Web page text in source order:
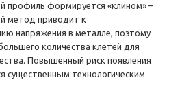
профиль формируется «клином» –
метод приводит к
напряжения в металле, поэтому
количества клетей для
Повышенный риск появления
существенным технологическим